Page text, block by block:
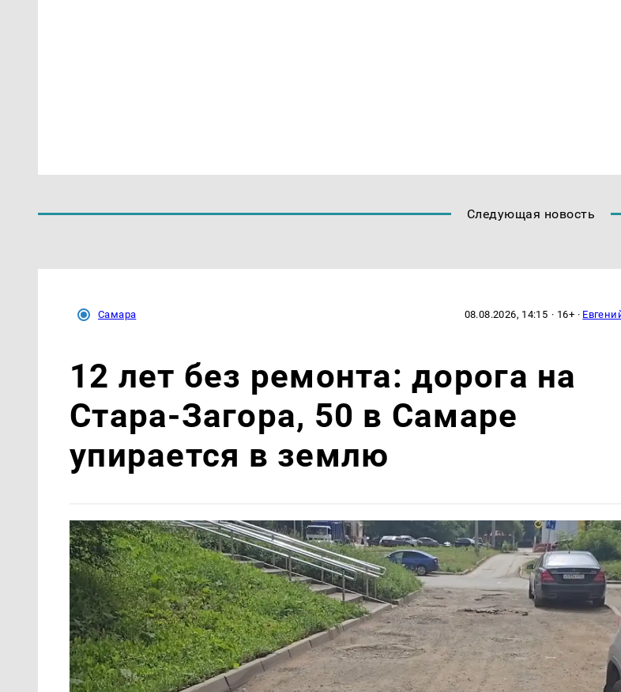
Следующая новость
Самара 08.08.2026, 14:15 · 16+ ·
12 лет без ремонта: дорога на
Стара-Загора, 50 в Самаре
упирается в землю